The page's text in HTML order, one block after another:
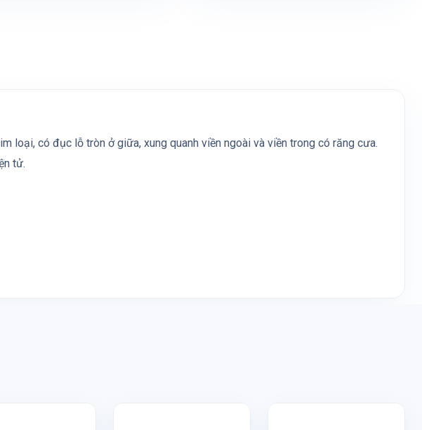
loại, có đục lỗ tròn ở giữa, xung quanh viền ngoài và viền trong có răng cưa.
tử.